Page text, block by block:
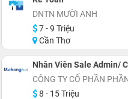
DNTN MƯỜI ANH
7 - 9 Triệu
Cần Thơ
Nhân Viên Sale Admin/
CÔNG TY CỔ PHẦN
8 - 15 Triệu